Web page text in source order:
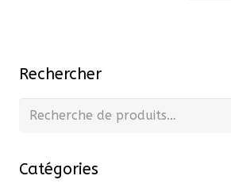
Rechercher
Recherche
Catégories